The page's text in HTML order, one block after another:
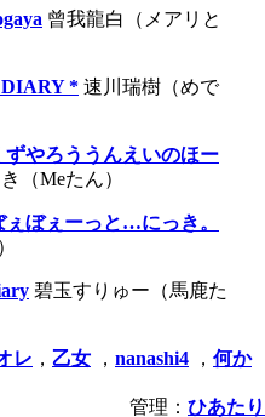
曾我龍白（メアリと
* 速川瑞樹（めで
ずやろううんえいのほー
（Meたん）
ぇぼぇーっと…にっき。
碧玉すりゅー（馬鹿た
レ ， 乙女 ， nanashi4 ， 何か
管理： ひあたり